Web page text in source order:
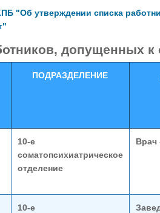
"Об утверждении списка
допущенных
ПОДРАЗДЕЛЕНИЕ
10-е
соматопсихиатрическое
отделение
Врач
10-е